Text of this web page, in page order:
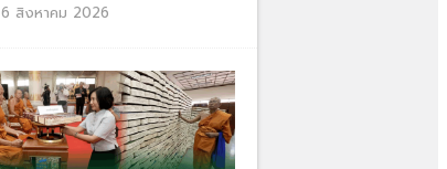
6 สิงหาคม 2026